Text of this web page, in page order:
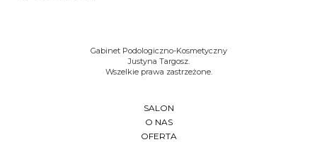
Gabinet Podologiczno-Kosmetyczny
Justyna Targosz.
Wszelkie prawa zastrzeżone.
SALON
O NAS
OFERTA